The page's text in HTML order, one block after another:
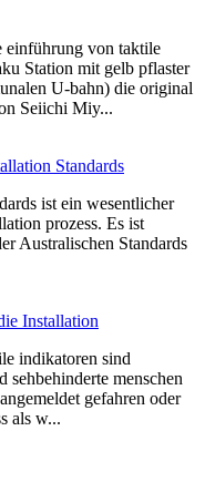
einführung von taktile
Station mit gelb pflaster
U-bahn) die original
Seiichi Miy...
Standards
ist ein wesentlicher
prozess. Es ist
Australischen Standards
Installation
indikatoren sind
menschen
gefahren oder
als w...